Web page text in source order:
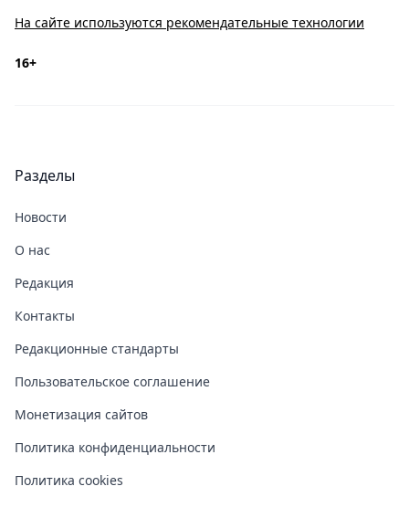
На сайте используются рекомендательные технологии
16+
Разделы
Новости
О нас
Редакция
Контакты
Редакционные стандарты
Пользовательское соглашение
Монетизация сайтов
Политика конфиденциальности
Политика cookies